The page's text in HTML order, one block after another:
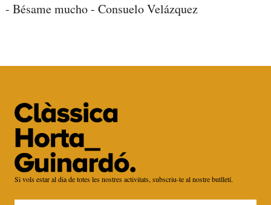
- Bésame mucho - Consuelo Velázquez
Si vols estar al dia de totes les nostres activitats, subscriu-te al nostre butlletí.